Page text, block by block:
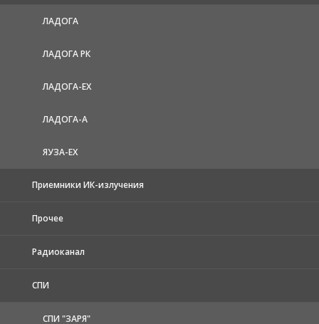
ЛАДОГА
ЛАДОГА РК
ЛАДОГА-EX
ЛАДОГА-А
ЯУЗА-ЕХ
Приемники ИК-излучения
Прочее
Радиоканал
СПИ
СПИ "ЗАРЯ"